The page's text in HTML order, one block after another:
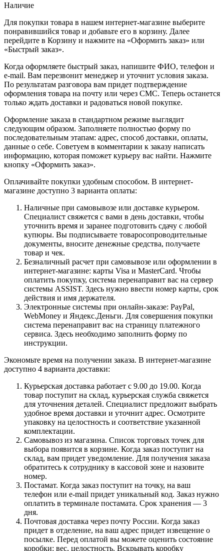
Наличие
Для покупки товара в нашем интернет-магазине выберите
понравившийся товар и добавьте его в корзину. Далее
перейдите в Корзину и нажмите на «Оформить заказ» или
«Быстрый заказ».
Когда оформляете быстрый заказ, напишите ФИО, телефон и
e-mail. Вам перезвонит менеджер и уточнит условия заказа.
По результатам разговора вам придет подтверждение
оформления товара на почту или через СМС. Теперь останется
только ждать доставки и радоваться новой покупке.
Оформление заказа в стандартном режиме выглядит
следующим образом. Заполняете полностью форму по
последовательным этапам: адрес, способ доставки, оплаты,
данные о себе. Советуем в комментарии к заказу написать
информацию, которая поможет курьеру вас найти. Нажмите
кнопку «Оформить заказ».
Оплачивайте покупки удобным способом. В интернет-
магазине доступно 3 варианта оплаты:
Наличные при самовывозе или доставке курьером.
Специалист свяжется с вами в день доставки, чтобы
уточнить время и заранее подготовить сдачу с любой
купюры. Вы подписываете товаросопроводительные
документы, вносите денежные средства, получаете
товар и чек.
Безналичный расчет при самовывозе или оформлении в
интернет-магазине: карты Visa и MasterCard. Чтобы
оплатить покупку, система перенаправит вас на сервер
системы ASSIST. Здесь нужно ввести номер карты, срок
действия и имя держателя.
Электронные системы при онлайн-заказе: PayPal,
WebMoney и Яндекс.Деньги. Для совершения покупки
система перенаправит вас на страницу платежного
сервиса. Здесь необходимо заполнить форму по
инструкции.
Экономьте время на получении заказа. В интернет-магазине
доступно 4 варианта доставки:
Курьерская доставка работает с 9.00 до 19.00. Когда
товар поступит на склад, курьерская служба свяжется
для уточнения деталей. Специалист предложит выбрать
удобное время доставки и уточнит адрес. Осмотрите
упаковку на целостность и соответствие указанной
комплектации.
Самовывоз из магазина. Список торговых точек для
выбора появится в корзине. Когда заказ поступит на
склад, вам придет уведомление. Для получения заказа
обратитесь к сотруднику в кассовой зоне и назовите
номер.
Постамат. Когда заказ поступит на точку, на ваш
телефон или e-mail придет уникальный код. Заказ нужно
оплатить в терминале постамата. Срок хранения — 3
дня.
Почтовая доставка через почту России. Когда заказ
придет в отделение, на ваш адрес придет извещение о
посылке. Перед оплатой вы можете оценить состояние
коробки: вес, целостность. Вскрывать коробку